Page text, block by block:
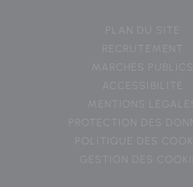
PLAN DU SITE
RECRUTEMENT
MARCHÉS PUBLICS
ACCESSIBILITÉ
MENTIONS LÉGALES